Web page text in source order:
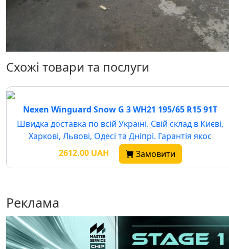
Схожі товари та послуги
Nexen Winguard Snow G 3 WH21 195/65 R15 91T
Швидка доставка по всій Україні. Свій склад в Києві,
Харкові, Львові, Одесі та Дніпрі. Гарантія якос
2612.00 UAH
Замовити
Реклама